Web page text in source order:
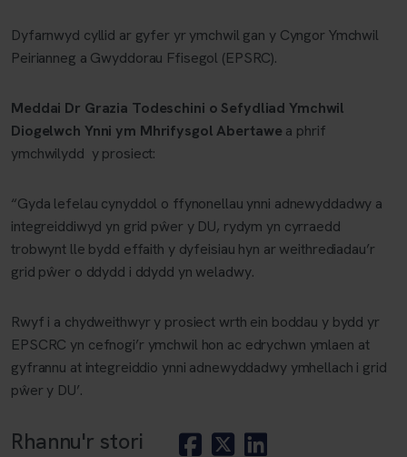
Dyfarnwyd cyllid ar gyfer yr ymchwil gan y Cyngor Ymchwil
Peirianneg a Gwyddorau Ffisegol (EPSRC).
Meddai Dr Grazia Todeschini o Sefydliad Ymchwil
Diogelwch Ynni ym Mhrifysgol Abertawe a phrif
ymchwilydd y prosiect:
“Gyda lefelau cynyddol o ffynonellau ynni adnewyddadwy a
integreiddiwyd yn grid pŵer y DU, rydym yn cyrraedd
trobwynt lle bydd effaith y dyfeisiau hyn ar weithrediadau’r
grid pŵer o ddydd i ddydd yn weladwy.
Rwyf i a chydweithwyr y prosiect wrth ein boddau y bydd yr
EPSCRC yn cefnogi’r ymchwil hon ac edrychwn ymlaen at
gyfrannu at integreiddio ynni adnewyddadwy ymhellach i grid
pŵer y DU’.
Rhannu'r stori